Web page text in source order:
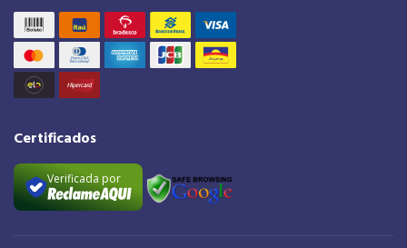
Certificados
Verificada por